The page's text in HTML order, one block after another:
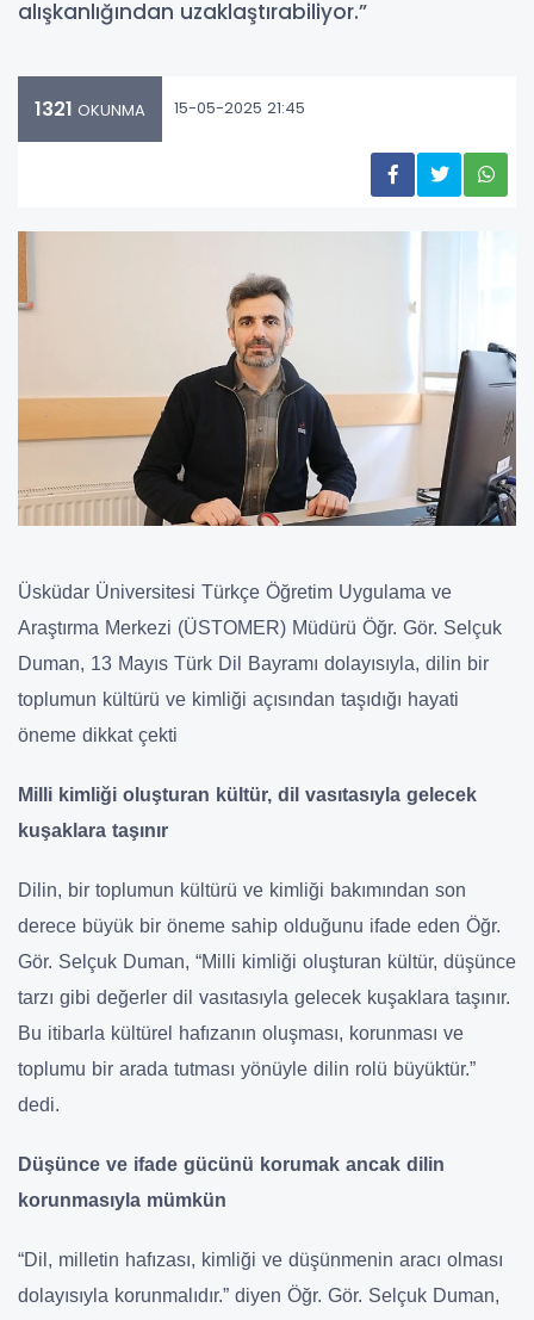
alışkanlığından uzaklaştırabiliyor.”
1321 OKUNMA 15-05-2025 21:45
Üsküdar Üniversitesi Türkçe Öğretim Uygulama ve
Araştırma Merkezi (ÜSTOMER) Müdürü Öğr. Gör. Selçuk
Duman, 13 Mayıs Türk Dil Bayramı dolayısıyla, dilin bir
toplumun kültürü ve kimliği açısından taşıdığı hayati
öneme dikkat çekti
Milli kimliği oluşturan kültür, dil vasıtasıyla gelecek
kuşaklara taşınır
Dilin, bir toplumun kültürü ve kimliği bakımından son
derece büyük bir öneme sahip olduğunu ifade eden Öğr.
Gör. Selçuk Duman, “Milli kimliği oluşturan kültür, düşünce
tarzı gibi değerler dil vasıtasıyla gelecek kuşaklara taşınır.
Bu itibarla kültürel hafızanın oluşması, korunması ve
toplumu bir arada tutması yönüyle dilin rolü büyüktür.”
dedi.
Düşünce ve ifade gücünü korumak ancak dilin
korunmasıyla mümkün
“Dil, milletin hafızası, kimliği ve düşünmenin aracı olması
dolayısıyla korunmalıdır.” diyen Öğr. Gör. Selçuk Duman,